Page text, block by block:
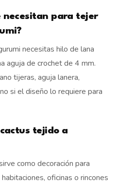
necesitan para tejer
necesitas hilo de lana
aguja de crochet de 4 mm.
tijeras, aguja lanera,
si el diseño lo requiere para
tejido a
como decoración para
oficinas o rincones